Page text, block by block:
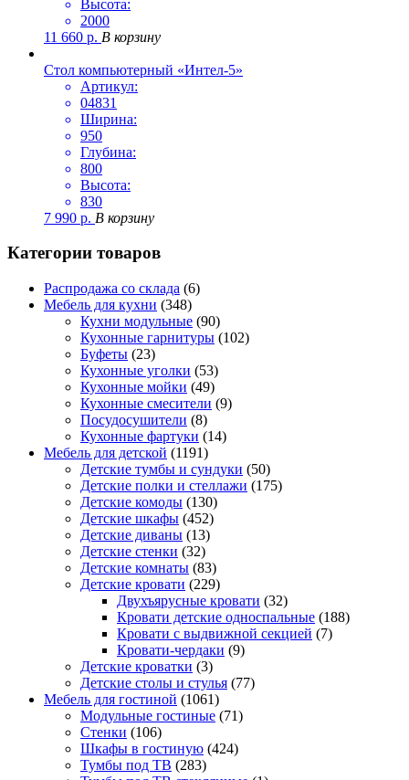
Высота:
2000
11 660 р. В корзину
Стол компьютерный «Интел-5»
Артикул:
04831
Ширина:
950
Глубина:
800
Высота:
830
7 990 р. В корзину
Категории товаров
Распродажа со склада (6)
Мебель для кухни (348)
Кухни модульные (90)
Кухонные гарнитуры (102)
Буфеты (23)
Кухонные уголки (53)
Кухонные мойки (49)
Кухонные смесители (9)
Посудосушители (8)
Кухонные фартуки (14)
Мебель для детской (1191)
Детские тумбы и сундуки (50)
Детские полки и стеллажи (175)
Детские комоды (130)
Детские шкафы (452)
Детские диваны (13)
Детские стенки (32)
Детские комнаты (83)
Детские кровати (229)
Двухъярусные кровати (32)
Кровати детские односпальные (188)
Кровати с выдвижной секцией (7)
Кровати-чердаки (9)
Детские кроватки (3)
Детские столы и стулья (77)
Мебель для гостиной (1061)
Модульные гостиные (71)
Стенки (106)
Шкафы в гостиную (424)
Тумбы под ТВ (283)